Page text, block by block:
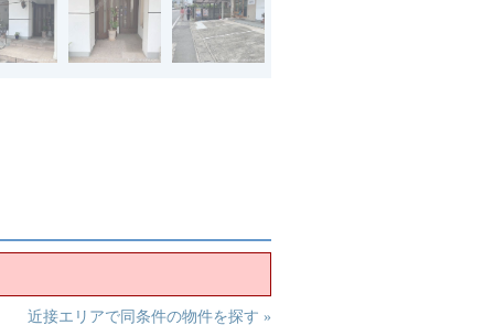
近接エリアで同条件の物件を探す »